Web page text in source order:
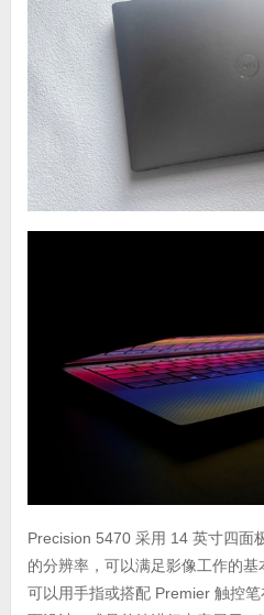
Precision 5470 采用 14 英寸四面
的分辨率，可以满足影像工作的
可以用手指或搭配 Premier 触控